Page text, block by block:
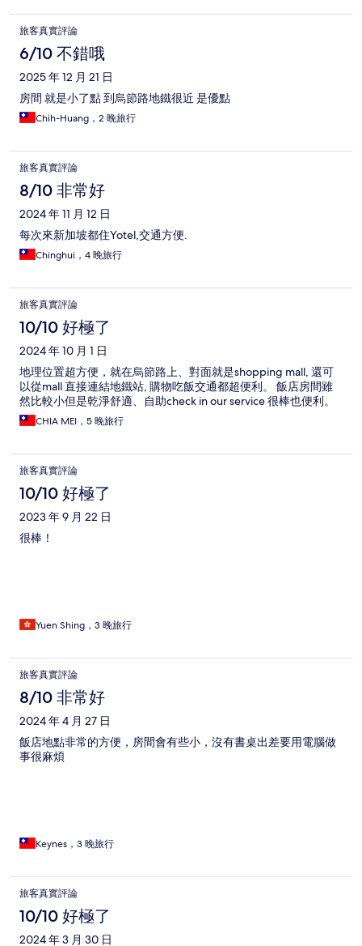
旅客真實評論
6/10 不錯哦
2025 年 12 月 21 日
房間 就是小了點 到烏節路地鐵很近 是優點
Chih-Huang，2 晚旅行
旅客真實評論
8/10 非常好
2024 年 11 月 12 日
每次來新加坡都住Yotel,交通方便.
Chinghui，4 晚旅行
旅客真實評論
10/10 好極了
2024 年 10 月 1 日
地理位置超方便，就在烏節路上、對面就是shopping mall, 還可
以從mall 直接連結地鐵站, 購物吃飯交通都超便利。 飯店房間雖
然比較小但是乾淨舒適、自助check in our service 很棒也便利。
CHIA MEI，5 晚旅行
旅客真實評論
10/10 好極了
2023 年 9 月 22 日
很棒！
Yuen Shing，3 晚旅行
旅客真實評論
8/10 非常好
2024 年 4 月 27 日
飯店地點非常的方便，房間會有些小，沒有書桌出差要用電腦做
事很麻煩
Keynes，3 晚旅行
旅客真實評論
10/10 好極了
2024 年 3 月 30 日